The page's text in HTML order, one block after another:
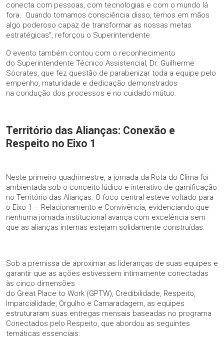
conecta com pessoas, com tecnologias e com o mundo lá
fora. Quando tomamos consciência disso, temos em mãos
algo poderoso capaz de transformar as nossas metas
estratégicas”, reforçou o Superintendente.
O evento também contou com o reconhecimento
do Superintendente Técnico Assistencial, Dr. Guilherme
Sócrates, que fez questão de parabenizar toda a equipe pelo
empenho, maturidade e dedicação demonstrados
na condução dos processos e no cuidado mútuo.
Território das Alianças: Conexão e
Respeito no Eixo 1
Neste primeiro quadrimestre, a jornada da Rota do Clima foi
ambientada sob o conceito lúdico e interativo de gamificação
no Território das Alianças. O foco central esteve voltado para
o Eixo 1 – Relacionamento e Convivência, evidenciando que
nenhuma jornada institucional avança com excelência sem
que as alianças internas estejam solidamente construídas.
Sob a premissa de aproximar as lideranças de suas equipes e
garantir que as ações estivessem intimamente conectadas
às cinco dimensões
do Great Place to Work (GPTW), Credibilidade, Respeito,
Imparcialidade, Orgulho e Camaradagem, as equipes
estruturaram suas entregas mensais baseadas no programa
Conectados pelo Respeito, que abordou as seguintes
temáticas essenciais: